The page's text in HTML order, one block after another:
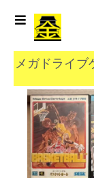
メガドライブ